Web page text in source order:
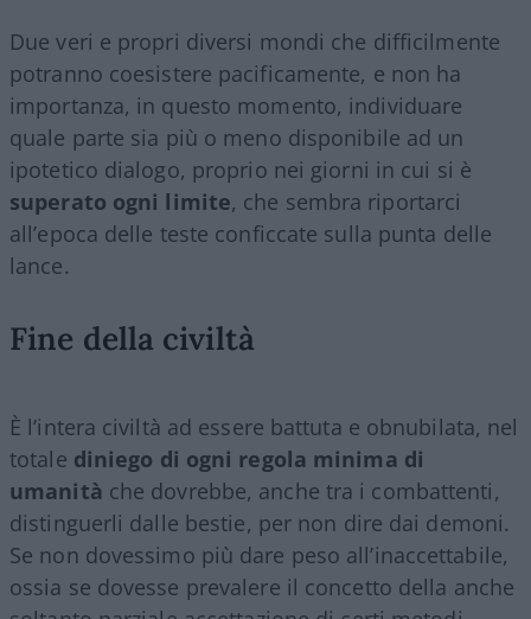
Due veri e propri diversi mondi che difficilmente
potranno coesistere pacificamente, e non ha
importanza, in questo momento, individuare
quale parte sia più o meno disponibile ad un
ipotetico dialogo, proprio nei giorni in cui si è
superato ogni limite, che sembra riportarci
all’epoca delle teste conficcate sulla punta delle
lance.
Fine della civiltà
È l’intera civiltà ad essere battuta e obnubilata, nel
totale diniego di ogni regola minima di
umanità che dovrebbe, anche tra i combattenti,
distinguerli dalle bestie, per non dire dai demoni.
Se non dovessimo più dare peso all’inaccettabile,
ossia se dovesse prevalere il concetto della anche